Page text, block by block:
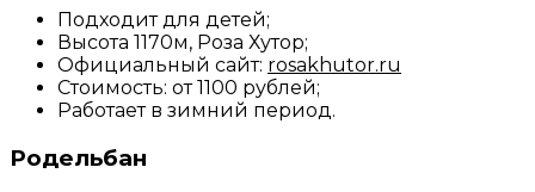
Подходит для детей;
Высота 1170м, Роза Хутор;
Официальный сайт: rosakhutor.ru
Стоимость: от 1100 рублей;
Работает в зимний период.
Родельбан